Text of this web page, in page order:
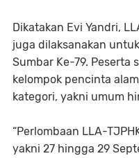
Dikatakan Evi Yandri,
juga dilaksanakan
Sumbar Ke-79. Peserta
kelompok pencinta
kategori, yakni umum
“Perlombaan LLA-
yakni 27 hingga 29